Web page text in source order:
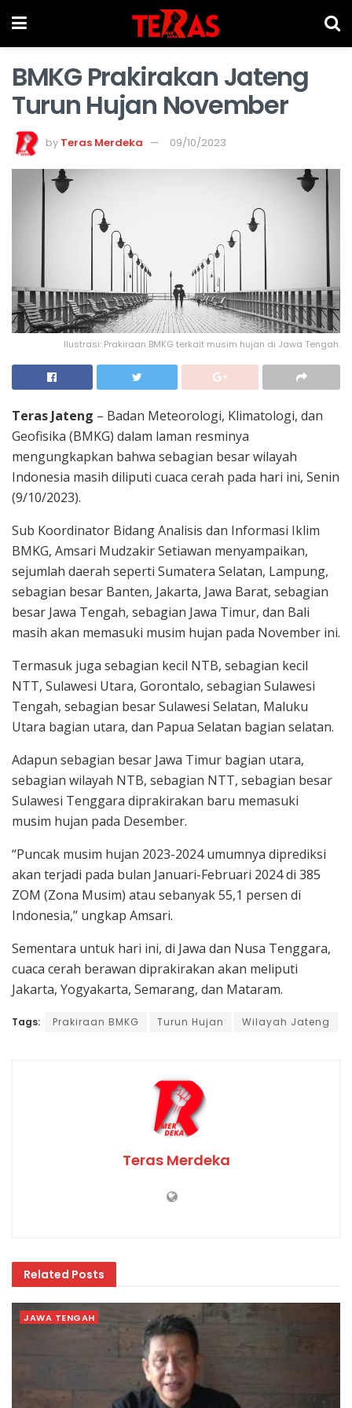
BMKG Prakirakan Jateng
Turun Hujan November
by Teras Merdeka 09/10/2023
Ilustrasi: Prakiraan BMKG terkait musim hujan di Jawa Tengah.
Teras Jateng – Badan Meteorologi, Klimatologi, dan
Geofisika (BMKG) dalam laman resminya
mengungkapkan bahwa sebagian besar wilayah
Indonesia masih diliputi cuaca cerah pada hari ini, Senin
(9/10/2023).
Sub Koordinator Bidang Analisis dan Informasi Iklim
BMKG, Amsari Mudzakir Setiawan menyampaikan,
sejumlah daerah seperti Sumatera Selatan, Lampung,
sebagian besar Banten, Jakarta, Jawa Barat, sebagian
besar Jawa Tengah, sebagian Jawa Timur, dan Bali
masih akan memasuki musim hujan pada November ini.
Termasuk juga sebagian kecil NTB, sebagian kecil
NTT, Sulawesi Utara, Gorontalo, sebagian Sulawesi
Tengah, sebagian besar Sulawesi Selatan, Maluku
Utara bagian utara, dan Papua Selatan bagian selatan.
Adapun sebagian besar Jawa Timur bagian utara,
sebagian wilayah NTB, sebagian NTT, sebagian besar
Sulawesi Tenggara diprakirakan baru memasuki
musim hujan pada Desember.
“Puncak musim hujan 2023-2024 umumnya diprediksi
akan terjadi pada bulan Januari-Februari 2024 di 385
ZOM (Zona Musim) atau sebanyak 55,1 persen di
Indonesia,” ungkap Amsari.
Sementara untuk hari ini, di Jawa dan Nusa Tenggara,
cuaca cerah berawan diprakirakan akan meliputi
Jakarta, Yogyakarta, Semarang, dan Mataram.
Tags: Prakiraan BMKG Turun Hujan Wilayah Jateng
Teras Merdeka
Related Posts
JAWA TENGAH